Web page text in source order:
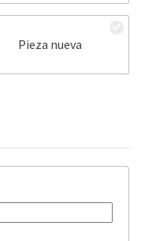
Pieza nueva